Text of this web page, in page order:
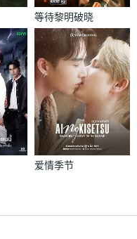
等待黎明破晓
时
爱情季节